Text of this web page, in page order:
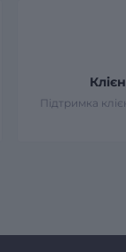
Підтримка